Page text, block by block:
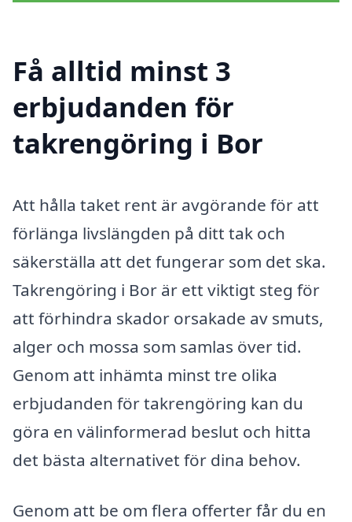
Få alltid minst 3
erbjudanden för
takrengöring i Bor
Att hålla taket rent är avgörande för att
förlänga livslängden på ditt tak och
säkerställa att det fungerar som det ska.
Takrengöring i Bor är ett viktigt steg för
att förhindra skador orsakade av smuts,
alger och mossa som samlas över tid.
Genom att inhämta minst tre olika
erbjudanden för takrengöring kan du
göra en välinformerad beslut och hitta
det bästa alternativet för dina behov.
Genom att be om flera offerter får du en